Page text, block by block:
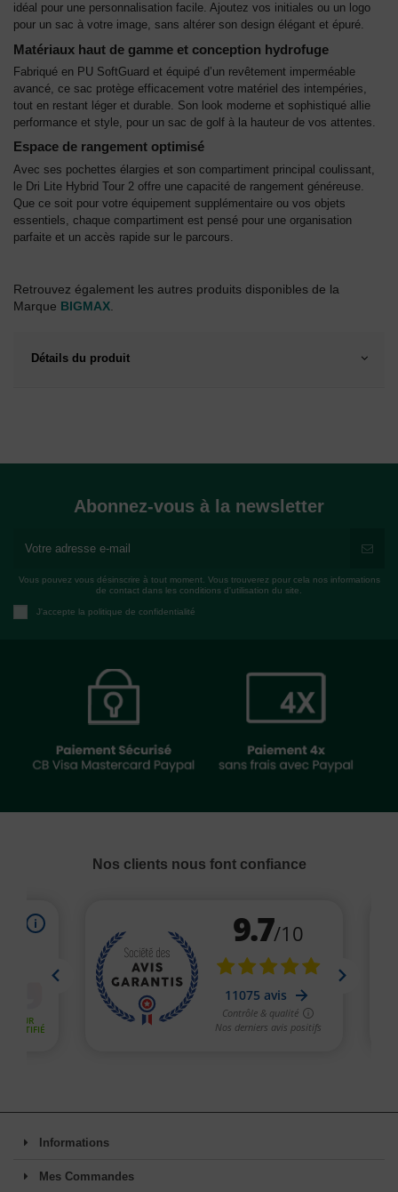
idéal pour une personnalisation facile. Ajoutez vos initiales ou un logo
pour un sac à votre image, sans altérer son design élégant et épuré.
Matériaux haut de gamme et conception hydrofuge
Fabriqué en PU SoftGuard et équipé d’un revêtement imperméable
avancé, ce sac protège efficacement votre matériel des intempéries,
tout en restant léger et durable. Son look moderne et sophistiqué allie
performance et style, pour un sac de golf à la hauteur de vos attentes.
Espace de rangement optimisé
Avec ses pochettes élargies et son compartiment principal coulissant,
le Dri Lite Hybrid Tour 2 offre une capacité de rangement généreuse.
Que ce soit pour votre équipement supplémentaire ou vos objets
essentiels, chaque compartiment est pensé pour une organisation
parfaite et un accès rapide sur le parcours.
Retrouvez également les autres produits disponibles de la
Marque BIGMAX
Détails du produit
Abonnez-vous à la newsletter
Vous pouvez vous désinscrire à tout moment. Vous trouverez pour cela nos informations
de contact dans les conditions d'utilisation du site.
J'accepte la politique de confidentialité
Nos clients nous font confiance
Informations
Mes Commandes